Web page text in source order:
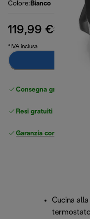
Colore: Bianco
119,99 €169,90 €
*IVA inclusa
Consegna gratuita
Resi gratuiti
Garanzia completa
Cucina